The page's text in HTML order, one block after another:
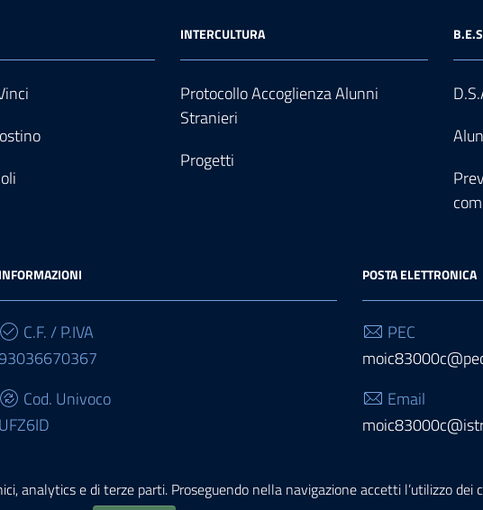
analytics e di terze parti. Proseguendo nella navigazione accetti l’utilizzo dei
INTERCULTURA
Protocollo Accoglienza Alunni
Stranieri
Progetti
INFORMAZIONI
C.F. / P.IVA
Cod. Univoco
UFZ6ID
POSTA ELETTRONICA
PEC
Email